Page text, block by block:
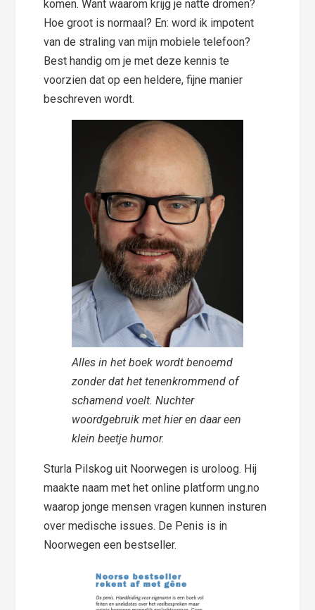
komen. Want waarom krijg je natte dromen?
Hoe groot is normaal? En: word ik impotent
van de straling van mijn mobiele telefoon?
Best handig om je met deze kennis te
voorzien dat op een heldere, fijne manier
beschreven wordt.
Alles in het boek wordt benoemd
zonder dat het tenenkrommend of
schamend voelt. Nuchter
woordgebruik met hier en daar een
klein beetje humor.
Sturla Pilskog uit Noorwegen is uroloog. Hij
maakte naam met het online platform ung.no
waarop jonge mensen vragen kunnen insturen
over medische issues. De Penis is in
Noorwegen een bestseller.